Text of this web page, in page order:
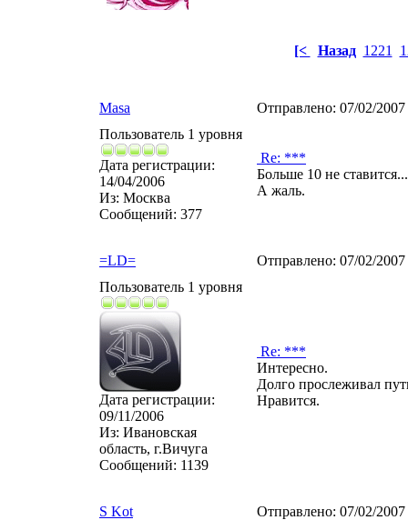
[< Назад 1221
Masa Отправлено: 07/02/
Пользователь 1 уровня
Дата регистрации:
14/04/2006
Из: Москва
Сообщений: 377
Re: ***
Больше 10 не ставится...
А жаль.
=LD= Отправлено: 07/02/
Пользователь 1 уровня
Дата регистрации:
09/11/2006
Из: Ивановская
область, г.Вичуга
Сообщений: 1139
Re: ***
Интересно.
Долго прослеживал
Нравится.
S Kot Отправлено: 07/02/